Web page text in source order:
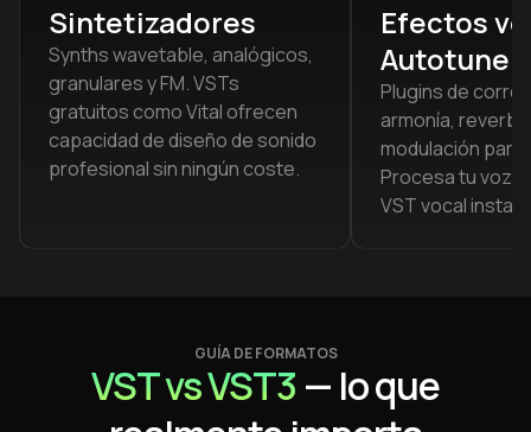
Sintetizadores
Synths wavetable, analógicos,
granulares y FM. VSTs
gratuitos como Vital ofrecen
capacidad de diseño de sonido
profesional sin ningún coste.
Efectos
Autotune
Plugins de
armonía,
modulación para
Procesa tu voz
VST vocal
GUÍA DE FORMATOS
VST vs VST3 — lo que